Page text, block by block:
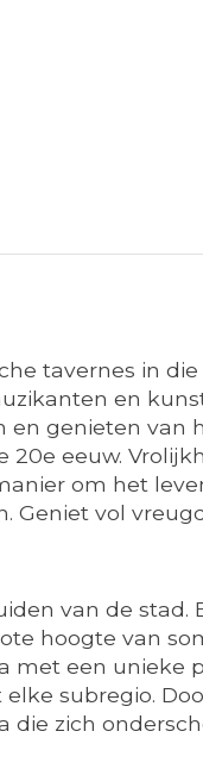
tavernes in
en
genieten van
eeuw.
om het
Geniet vol
van de
hoogte van
een unieke
subregio.
zich